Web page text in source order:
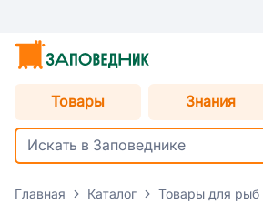
Товары Знания
Главная Каталог Товары для рыб